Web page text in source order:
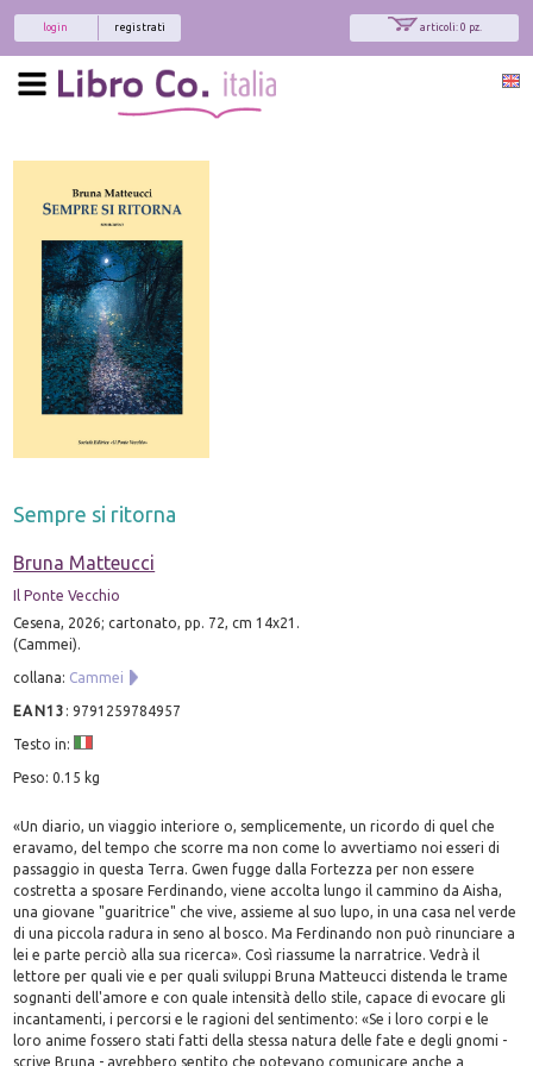
articoli: 0 pz.
registrati
login
Sempre si ritorna
Bruna Matteucci
Il Ponte Vecchio
Cesena, 2026; cartonato, pp. 72, cm 14x21.
(Cammei).
collana: Cammei
EAN13 :9791259784957
Testo in:
Peso: 0.15 kg
«Un diario, un viaggio interiore o, semplicemente, un ricordo di quel che
eravamo, del tempo che scorre ma non come lo avvertiamo noi esseri di
passaggio in questa Terra. Gwen fugge dalla Fortezza per non essere
costretta a sposare Ferdinando, viene accolta lungo il cammino da Aisha,
una giovane "guaritrice" che vive, assieme al suo lupo, in una casa nel verde
di una piccola radura in seno al bosco. Ma Ferdinando non può rinunciare a
lei e parte perciò alla sua ricerca». Così riassume la narratrice. Vedrà il
lettore per quali vie e per quali sviluppi Bruna Matteucci distenda le trame
sognanti dell'amore e con quale intensità dello stile, capace di evocare gli
incantamenti, i percorsi e le ragioni del sentimento: «Se i loro corpi e le
loro anime fossero stati fatti della stessa natura delle fate e degli gnomi -
scrive Bruna - avrebbero sentito che potevano comunicare anche a